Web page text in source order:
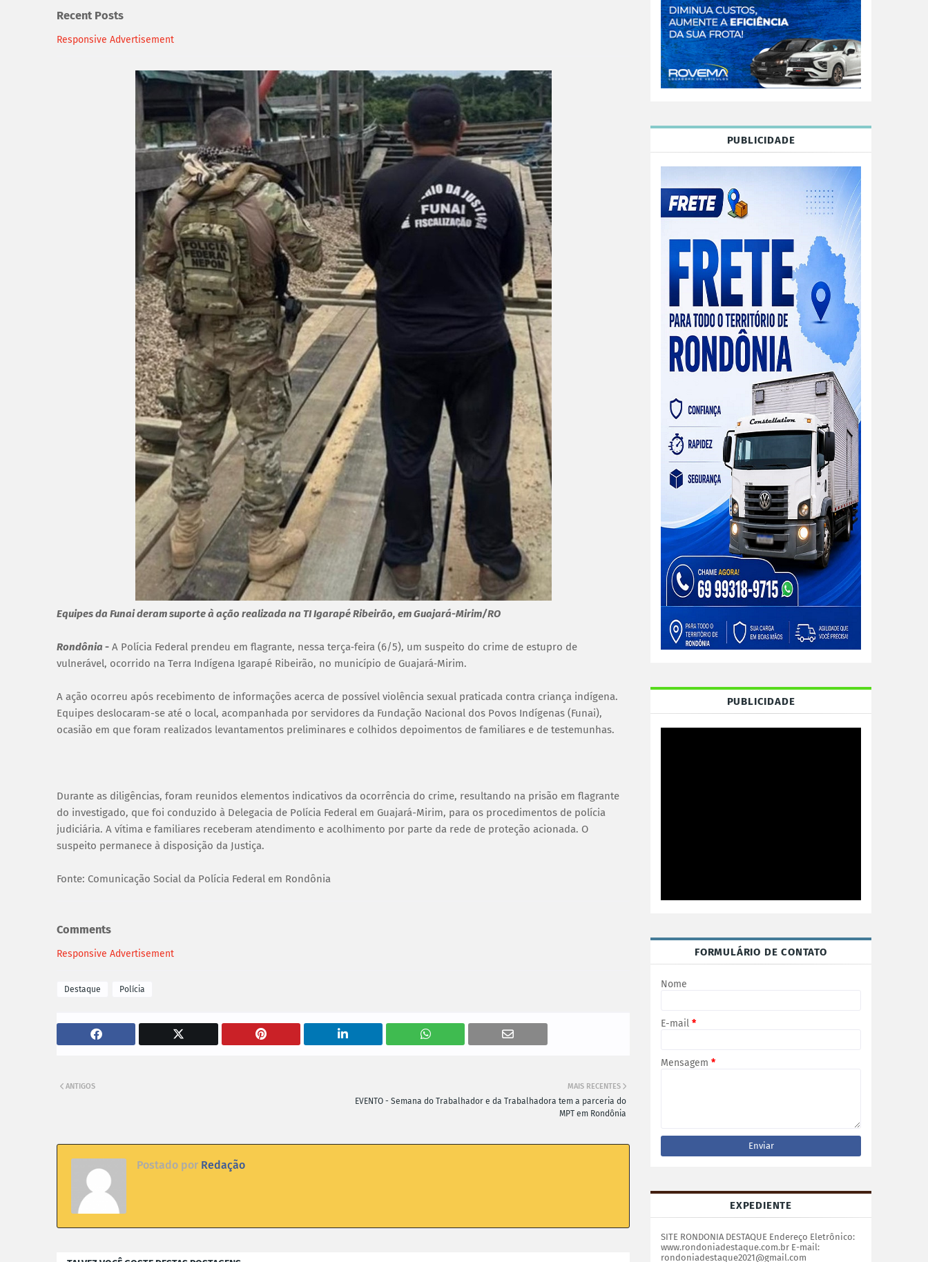
Recent Posts
Responsive Advertisement
Equipes da Funai deram suporte à ação realizada na TI Igarapé Ribeirão, em Guajará-Mirim/RO
Rondônia - A Polícia Federal prendeu em flagrante, nessa terça‑feira (6/5), um suspeito do crime de estupro de
vulnerável, ocorrido na Terra Indígena Igarapé Ribeirão, no município de Guajará‑Mirim.
A ação ocorreu após recebimento de informações acerca de possível violência sexual praticada contra criança indígena.
Equipes deslocaram-se até o local, acompanhada por servidores da Fundação Nacional dos Povos Indígenas (Funai),
ocasião em que foram realizados levantamentos preliminares e colhidos depoimentos de familiares e de testemunhas.
Durante as diligências, foram reunidos elementos indicativos da ocorrência do crime, resultando na prisão em flagrante
do investigado, que foi conduzido à Delegacia de Polícia Federal em Guajará-Mirim, para os procedimentos de polícia
judiciária. A vítima e familiares receberam atendimento e acolhimento por parte da rede de proteção acionada. O
suspeito permanece à disposição da Justiça.
Fonte: Comunicação Social da Polícia Federal em Rondônia
Comments
Responsive Advertisement
Destaque Polícia
MAIS RECENTES
EVENTO - Semana do Trabalhador e da Trabalhadora tem a parceria do
MPT em Rondônia
ANTIGOS
Postado por Redação
PUBLICIDADE
PUBLICIDADE
FORMULÁRIO DE CONTATO
Nome
E-mail *
Mensagem *
EXPEDIENTE
SITE RONDONIA DESTAQUE Endereço Eletrônico:
www.rondoniadestaque.com.br E-mail:
rondoniadestaque2021@gmail.com